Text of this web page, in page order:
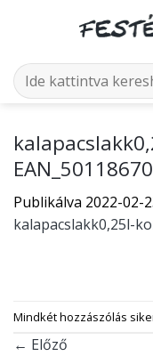
Keresés
a
Publikálva 2022-02-
kalapacslakk0,25l-
Mindkét hozzászólás
← Előző